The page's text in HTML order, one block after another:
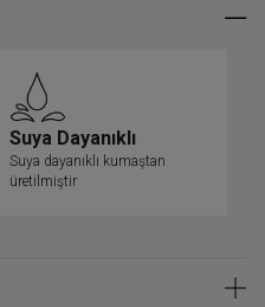
Suya Dayanıklı
Suya dayanıklı kumaştan
üretilmiştir